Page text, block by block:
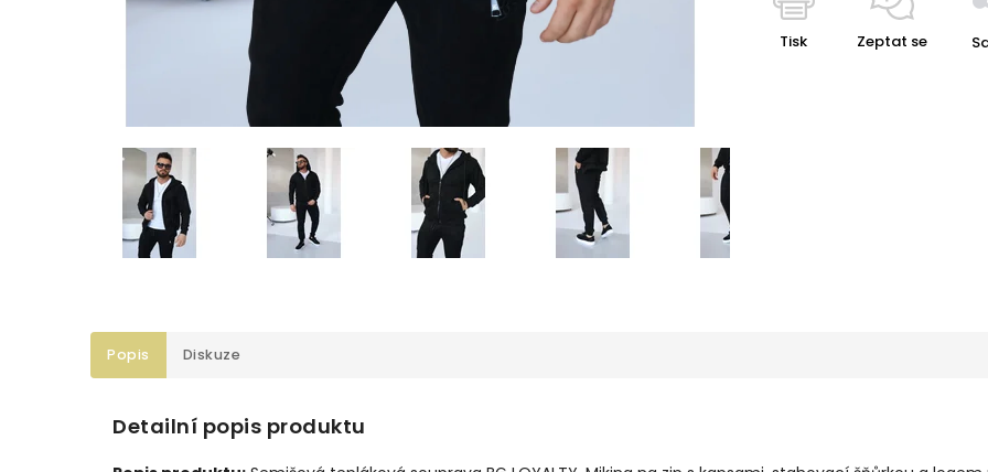
Tisk Zeptat se
Popis Diskuze
Detailní popis produktu